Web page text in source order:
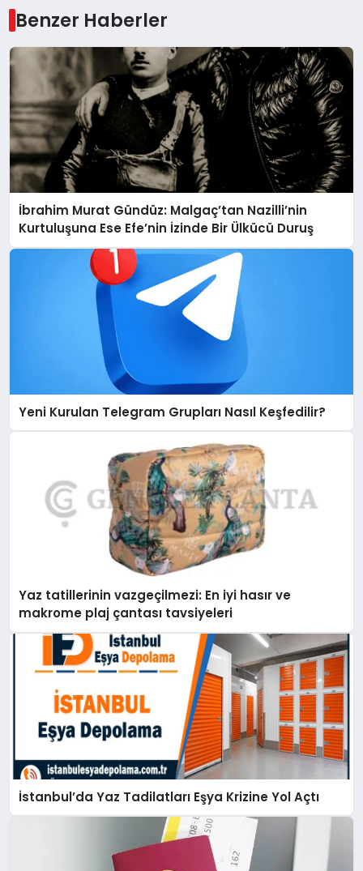
Benzer Haberler
İbrahim Murat Gündüz: Malgaç’tan Nazilli’nin
Kurtuluşuna Ese Efe’nin İzinde Bir Ülkücü Duruş
Yeni Kurulan Telegram Grupları Nasıl Keşfedilir?
Yaz tatillerinin vazgeçilmezi: En iyi hasır ve
makrome plaj çantası tavsiyeleri
İstanbul’da Yaz Tadilatları Eşya Krizine Yol Açtı